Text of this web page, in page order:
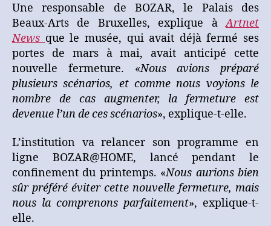
Une responsable de BOZAR, le Palais des
Beaux-Arts de Bruxelles, explique àArtnet
News que le musée, qui avait déjà fermé ses
portes de mars à mai, avait anticipé cette
nouvelle fermeture. «Nous avions préparé
plusieurs scénarios, et comme nous voyions le
nombre de cas augmenter, la fermeture est
devenue l’un de ces scénarios», explique-t-elle.
L’institution va relancer son programme en
ligne BOZAR@HOME, lancé pendant le
confinement du printemps. «Nous aurions bien
sûr préféré éviter cette nouvelle fermeture, mais
nous la comprenons parfaitement», explique-t-
elle.